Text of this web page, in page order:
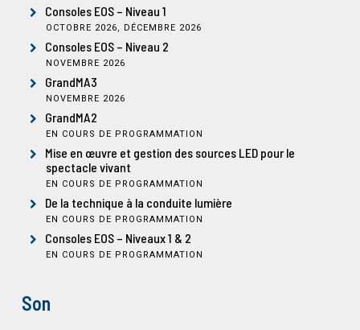
Consoles EOS – Niveau 1
OCTOBRE 2026, DÉCEMBRE 2026
Consoles EOS – Niveau 2
NOVEMBRE 2026
GrandMA3
NOVEMBRE 2026
GrandMA2
EN COURS DE PROGRAMMATION
Mise en œuvre et gestion des sources LED pour le
spectacle vivant
EN COURS DE PROGRAMMATION
De la technique à la conduite lumière
EN COURS DE PROGRAMMATION
Consoles EOS – Niveaux 1 & 2
EN COURS DE PROGRAMMATION
Son